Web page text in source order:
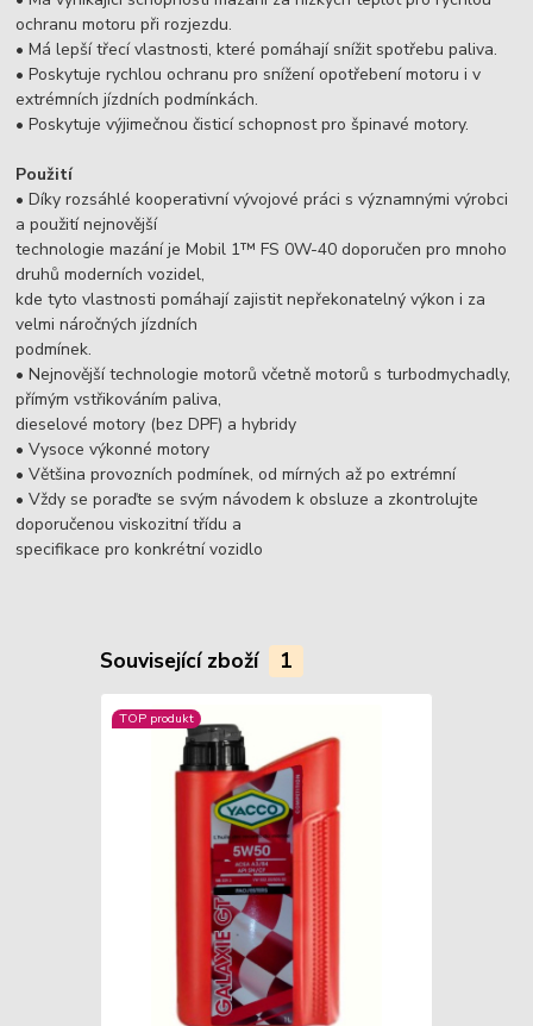
ochranu motoru při rozjezdu.
• Má lepší třecí vlastnosti, které pomáhají snížit spotřebu paliva.
• Poskytuje rychlou ochranu pro snížení opotřebení motoru i v
extrémních jízdních podmínkách.
• Poskytuje výjimečnou čisticí schopnost pro špinavé motory.
Použití
• Díky rozsáhlé kooperativní vývojové práci s významnými výrobci
a použití nejnovější
technologie mazání je Mobil 1™ FS 0W-40 doporučen pro mnoho
druhů moderních vozidel,
kde tyto vlastnosti pomáhají zajistit nepřekonatelný výkon i za
velmi náročných jízdních
podmínek.
• Nejnovější technologie motorů včetně motorů s turbodmychadly,
přímým vstřikováním paliva,
dieselové motory (bez DPF) a hybridy
• Vysoce výkonné motory
• Většina provozních podmínek, od mírných až po extrémní
• Vždy se poraďte se svým návodem k obsluze a zkontrolujte
doporučenou viskozitní třídu a
specifikace pro konkrétní vozidlo
Související zboží 1
TOP produkt